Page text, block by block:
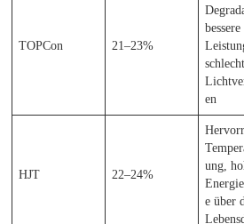
TOPCon 21–23%
bessere
en
HJT 22–24%
ung,
e über